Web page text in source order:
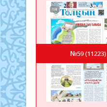
№59 (11223)